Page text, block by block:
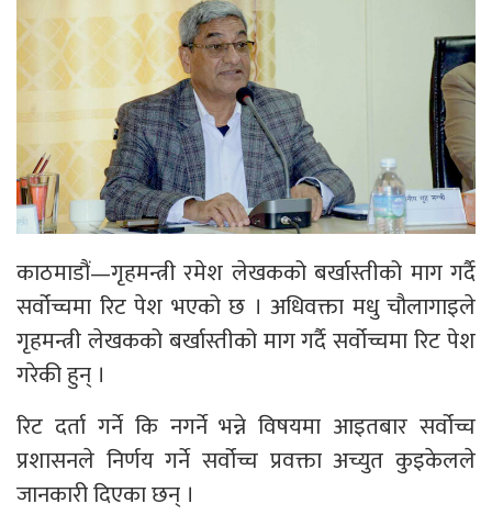
काठमाडौं—गृहमन्त्री रमेश लेखकको बर्खास्तीको माग गर्दै
सर्वोच्चमा रिट पेश भएको छ । अधिवक्ता मधु चौलागाइले
गृहमन्त्री लेखकको बर्खास्तीको माग गर्दै सर्वोच्चमा रिट पेश
गरेकी हुन् ।
रिट दर्ता गर्ने कि नगर्ने भन्ने विषयमा आइतबार सर्वोच्च
प्रशासनले निर्णय गर्ने सर्वोच्च प्रवक्ता अच्युत कुइकेलले
जानकारी दिएका छन् ।